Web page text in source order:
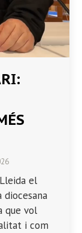
el
diocesana
que vol
i com